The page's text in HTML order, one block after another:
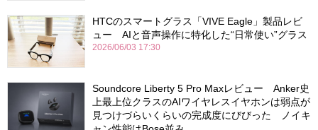
HTCのスマートグラス「VIVE Eagle」製品レビ
ュー AIと音声操作に特化した“日常使い”グラス
2026/06/03 17:30
Soundcore Liberty 5 Pro Maxレビュー Anker史
上最上位クラスのAIワイヤレスイヤホンは弱点が
見つけづらいくらいの完成度にびびった ノイキ